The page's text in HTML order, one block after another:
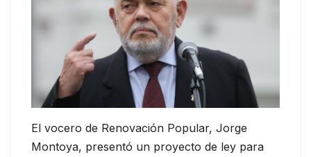
El vocero de Renovación Popular, Jorge
Montoya, presentó un proyecto de ley para